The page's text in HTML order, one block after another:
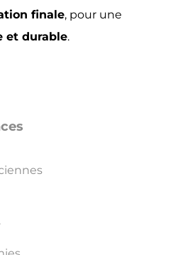
finale, pour une
et durable.